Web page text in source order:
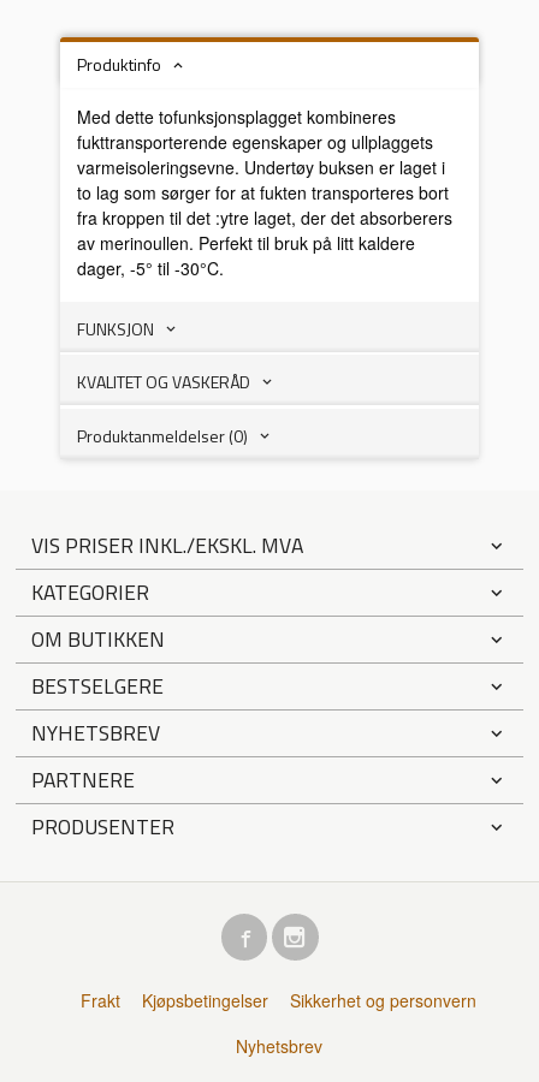
Produktinfo
Med dette tofunksjonsplagget kombineres
fukttransporterende egenskaper og ullplaggets
varmeisoleringsevne. Undertøy buksen er laget i
to lag som sørger for at fukten transporteres bort
fra kroppen til det :ytre laget, der det absorberers
av merinoullen. Perfekt til bruk på litt kaldere
dager, -5° til -30°C.
FUNKSJON
KVALITET OG VASKERÅD
Produktanmeldelser (0)
VIS PRISER INKL./EKSKL. MVA
KATEGORIER
OM BUTIKKEN
BESTSELGERE
NYHETSBREV
PARTNERE
PRODUSENTER
Frakt Kjøpsbetingelser
Sikkerhet og personvern
Nyhetsbrev